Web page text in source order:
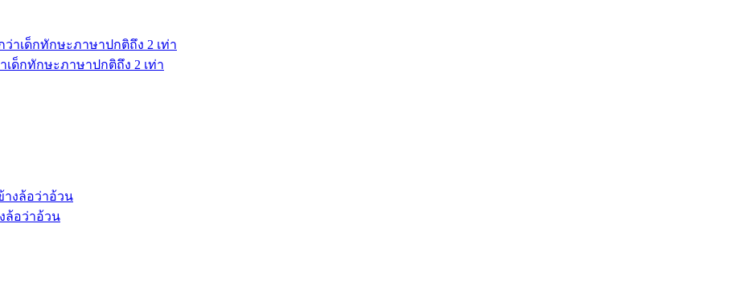
เด็กทักษะภาษาปกติถึง 2 เท่า
ล้อว่าอ้วน